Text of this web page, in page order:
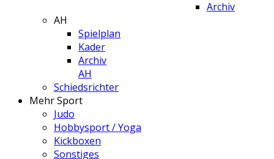
Archiv
AH
Spielplan
Kader
Archiv
AH
Schiedsrichter
Mehr Sport
Judo
Hobbysport / Yoga
Kickboxen
Sonstiges